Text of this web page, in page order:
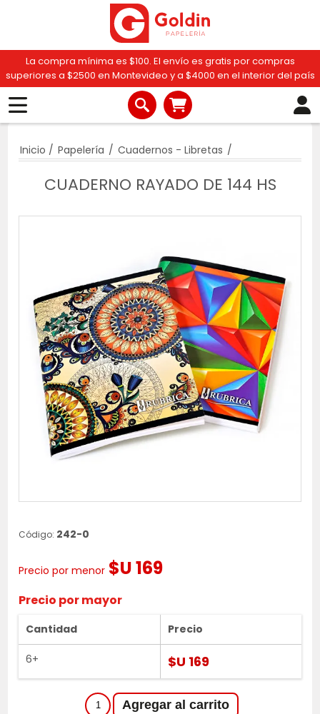
La compra mínima es $100. El envío es gratis por compras
superiores a $2500 en Montevideo y a $4000 en el interior del país
Inicio / Papelería / Cuadernos - Libretas /
CUADERNO RAYADO DE 144 HS
Código: 242-0
Precio por menor $U 169
Precio por mayor
Cantidad
6+
Precio
$U 169